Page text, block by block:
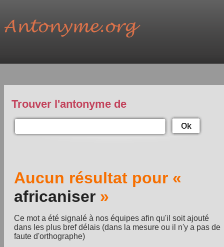
Trouver l'antonyme de
Ok
Aucun résultat pour «
africaniser »
Ce mot a été signalé à nos équipes afin qu'il soit ajouté
dans les plus bref délais (dans la mesure ou il n'y a pas de
faute d'orthographe)